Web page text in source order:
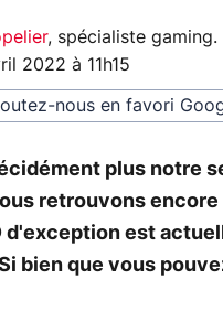
, spécialiste gaming.
2022 à 11h15
nous en favori
plus notre
retrouvons encore
d'exception est
bien que vous